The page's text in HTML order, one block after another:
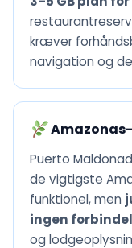
kræver
navigation og
Puerto
de vigtigste
funktionel, men
ingen
og